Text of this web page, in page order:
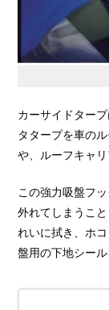
カーサイドター
タタープを車の
や、ルーフキャ
この強力吸盤フ
外れてしまうこ
れいに拭き、ホ
盤用の下地シー